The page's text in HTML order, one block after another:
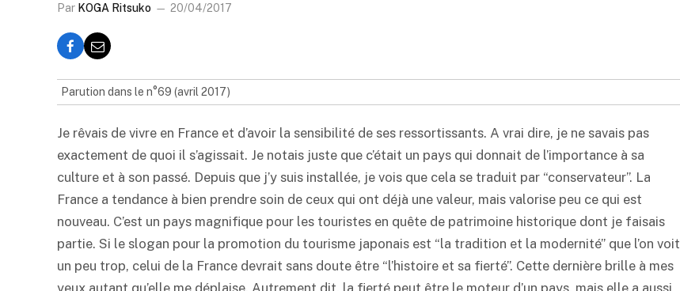
Par KOGA Ritsuko 20/04/2017
Parution dans le n°69 (avril 2017)
Je rêvais de vivre en France et d’avoir la sensibilité de ses ressortissants. A vrai dire, je ne savais pas
exactement de quoi il s’agissait. Je notais juste que c’était un pays qui donnait de l’importance à sa
culture et à son passé. Depuis que j’y suis installée, je vois que cela se traduit par “conservateur”. La
France a tendance à bien prendre soin de ceux qui ont déjà une valeur, mais valorise peu ce qui est
nouveau. C’est un pays magnifique pour les touristes en quête de patrimoine historique dont je faisais
partie. Si le slogan pour la promotion du tourisme japonais est “la tradition et la modernité” que l’on voit
un peu trop, celui de la France devrait sans doute être “l’histoire et sa fierté”. Cette dernière brille à mes
yeux autant qu’elle me déplaise. Autrement dit, la fierté peut être le moteur d’un pays, mais elle a aussi